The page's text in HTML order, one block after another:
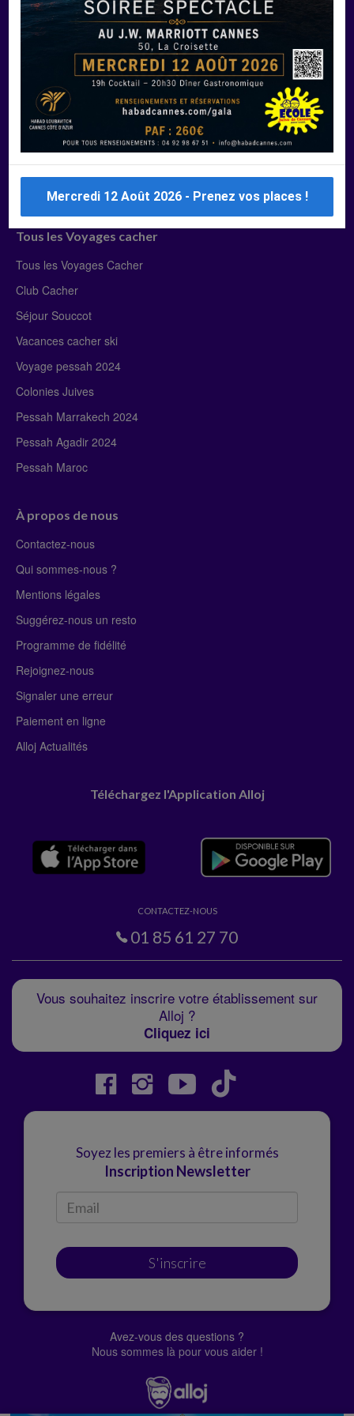
Manger Cacher
Liste des restaurants cacher
Restaurants cacher à Paris
Restaurants cacher à Deauville
Restaurants cacher à Lyon
Restaurants cacher à Marseille
Restaurants cacher Dubaï
Tous les Voyages cacher
Tous les Voyages Cacher
Club Cacher
Séjour Souccot
Vacances cacher ski
Voyage pessah 2024
Colonies Juives
Pessah Marrakech 2024
Pessah Agadir 2024
Pessah Maroc
À propos de nous
Contactez-nous
Qui sommes-nous ?
Mentions légales
Suggérez-nous un resto
Programme de fidélité
Rejoignez-nous
Signaler une erreur
Paiement en ligne
Alloj Actualités
Téléchargez l'Application Alloj
CONTACTEZ-NOUS
01 85 61 27 70
Vous souhaitez inscrire votre établissement sur
Alloj ?
Cliquez ici
Soyez les premiers à être informés
Inscription Newsletter
S'inscrire
Avez-vous des questions ?
Nous sommes là pour vous aider !
Mercredi 12 Août 2026 - Prenez vos places !